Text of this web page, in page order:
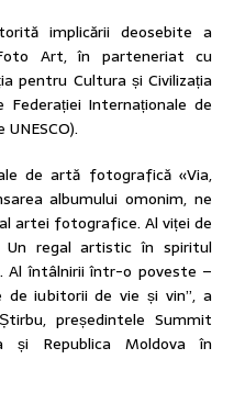
implicării deosebite a
Art, în parteneriat cu
pentru Cultura și Civilizația
Federației Internaționale de
de artă fotografică «Via,
albumului omonim, ne
artei fotografice. Al viței de
Un regal artistic în spiritul
Al întâlnirii într-o poveste –
de iubitorii de vie și vin”, a
președintele Summit
și Republica Moldova în